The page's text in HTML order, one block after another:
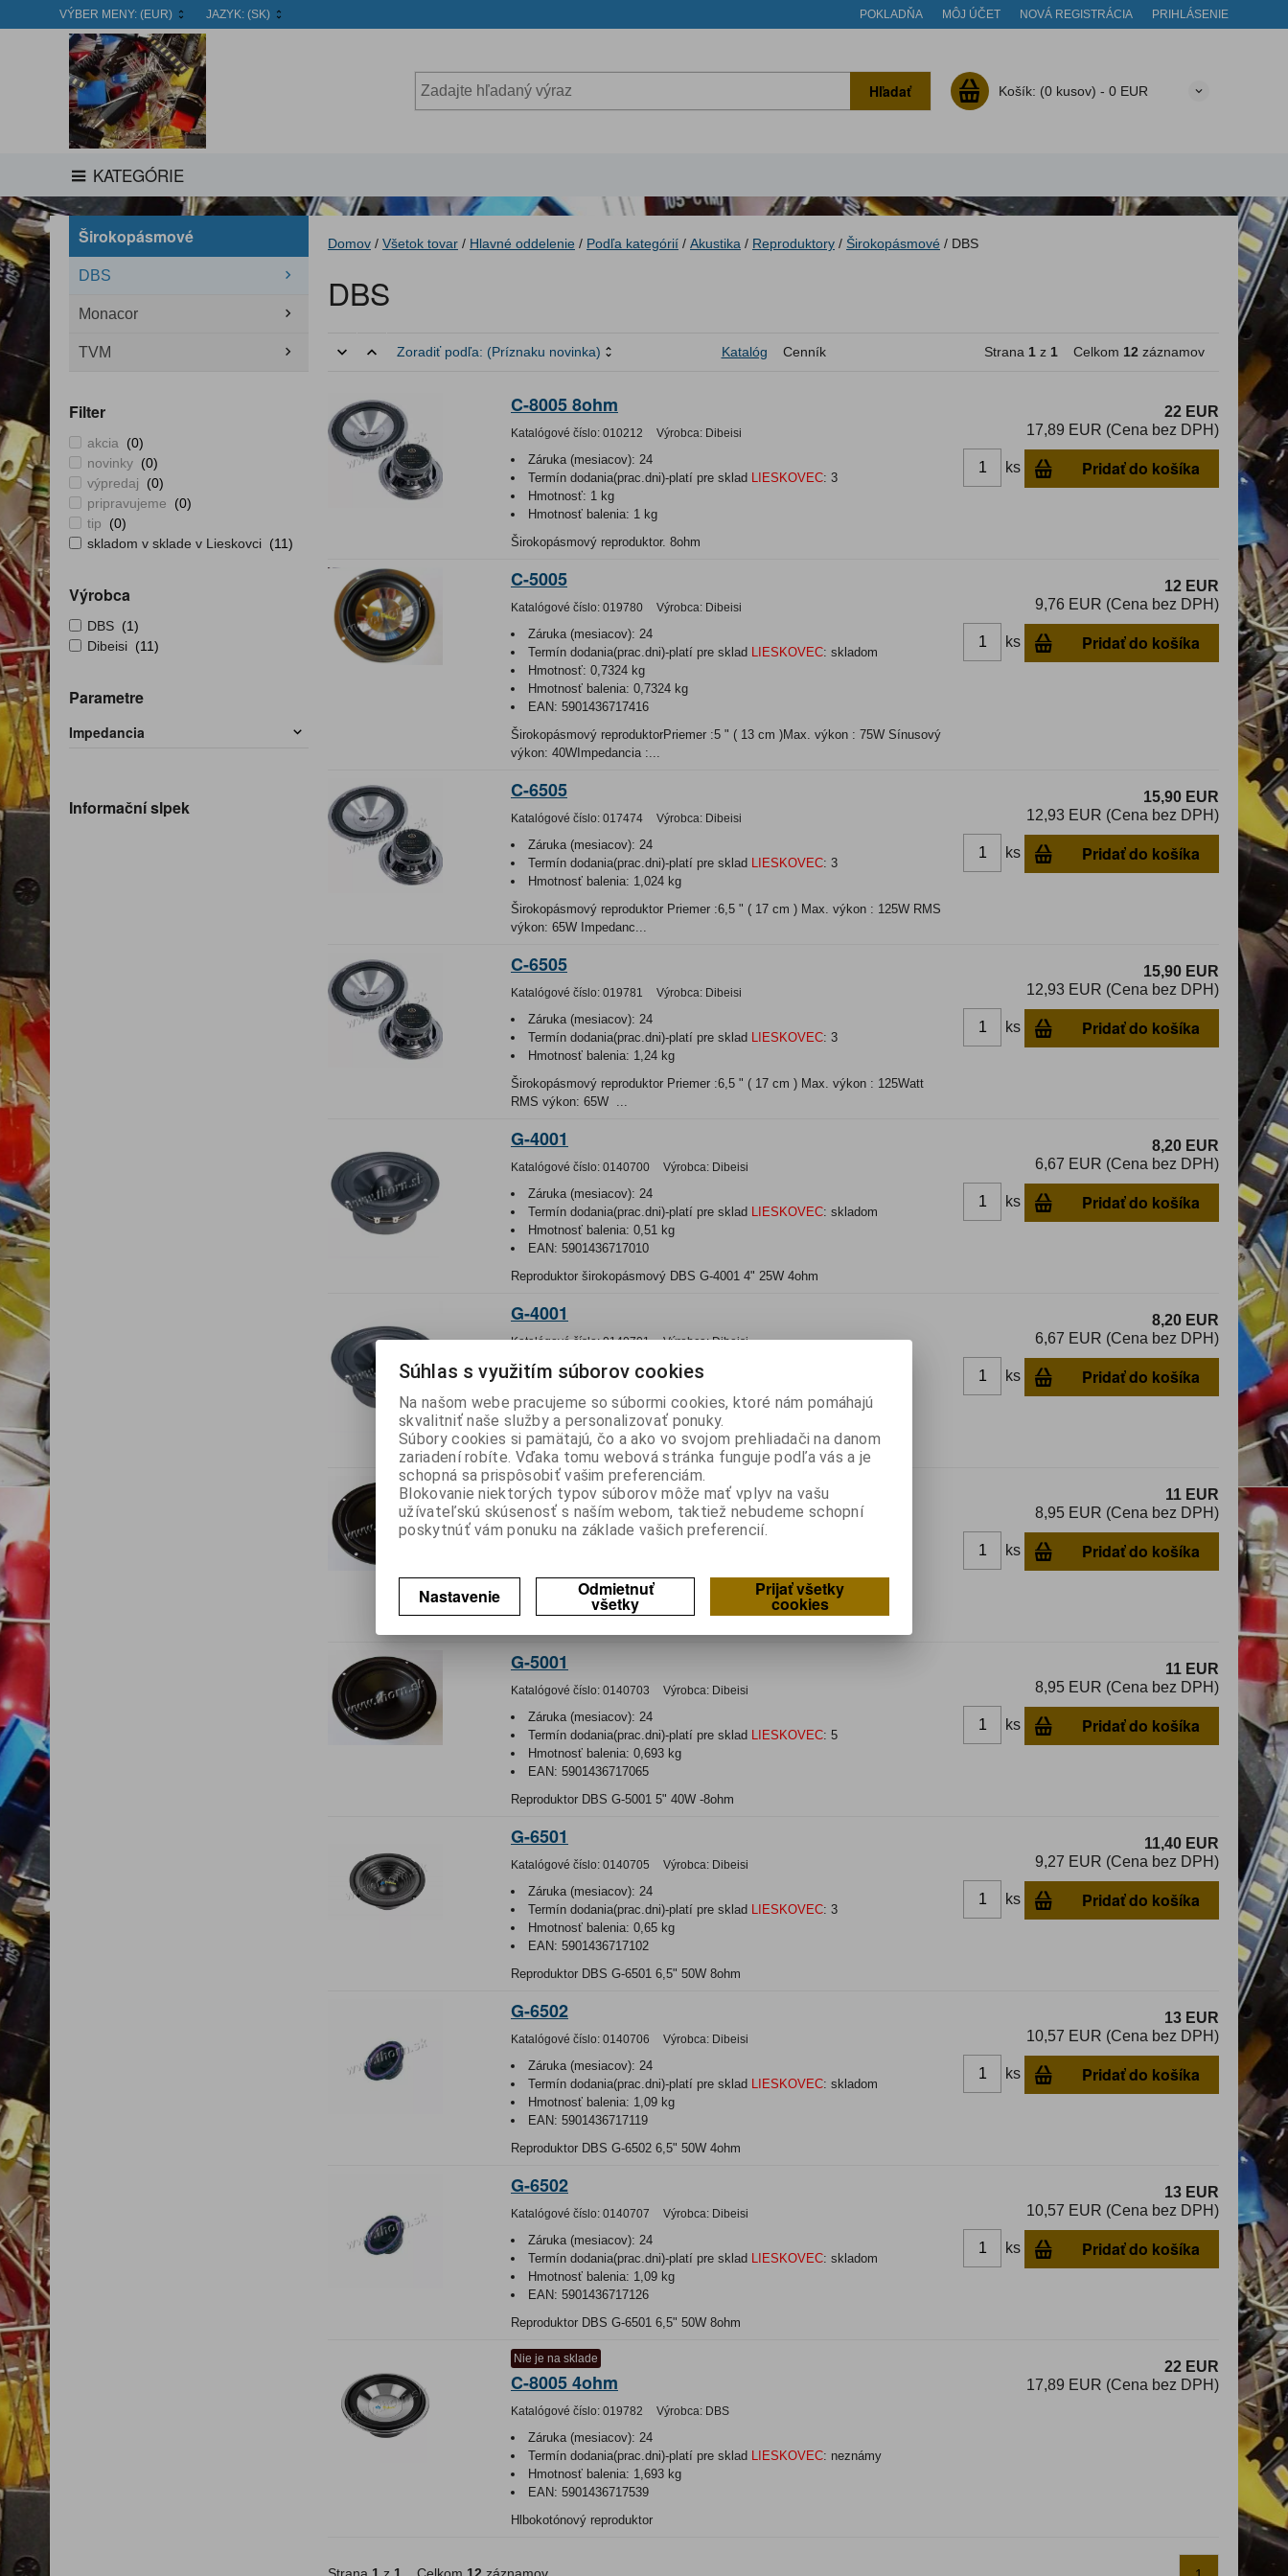
VÝBER MENY: (EUR) JAZYK: (SK) POKLADŇA MÔJ ÚČET NOVÁ REGISTRÁCIA PRIHLÁSENIE
Hľadať Košík: (0 kusov) - 0 EUR
KATEGÓRIE
Širokopásmové
DBS
Monacor
TVM
Filter
akcia
(0)
novinky (0)
výpredaj
(0)
pripravujeme
(0)
tip
(0)
skladom v sklade v Lieskovci (11)
Výrobca
DBS (1)
Dibeisi (11)
Parametre
Impedancia
Informační slpek
Domov / Všetok tovar / Hlavné oddelenie / Podľa kategórií / Akustika / Reproduktory / Širokopásmové / DBS
DBS
Zoradiť podľa: (Príznaku novinka) Katalóg Cenník Strana 1 z 1 Celkom 12 záznamov
C-8005 8ohm
Katalógové číslo: 010212 Výrobca: Dibeisi
Záruka (mesiacov): 24
Termín dodania(prac.dni)-platí pre sklad LIESKOVEC: 3
Hmotnosť: 1 kg
Hmotnosť balenia: 1 kg
Širokopásmový reproduktor. 8ohm
22 EUR
17,89 EUR (Cena bez DPH)
ks Pridať do košíka
C-5005
Katalógové číslo: 019780 Výrobca: Dibeisi
Záruka (mesiacov): 24
Termín dodania(prac.dni)-platí pre sklad LIESKOVEC: skladom
Hmotnosť: 0,7324 kg
Hmotnosť balenia: 0,7324 kg
EAN: 5901436717416
Širokopásmový reproduktorPriemer :5 " ( 13 cm )Max. výkon : 75W Sínusový
výkon: 40WImpedancia :...
12 EUR
9,76 EUR (Cena bez DPH)
ks Pridať do košíka
C-6505
Katalógové číslo: 017474 Výrobca: Dibeisi
Záruka (mesiacov): 24
Termín dodania(prac.dni)-platí pre sklad LIESKOVEC: 3
Hmotnosť balenia: 1,024 kg
Širokopásmový reproduktor Priemer :6,5 " ( 17 cm ) Max. výkon : 125W RMS
výkon: 65W Impedanc...
15,90 EUR
12,93 EUR (Cena bez DPH)
ks Pridať do košíka
C-6505
Katalógové číslo: 019781 Výrobca: Dibeisi
Záruka (mesiacov): 24
Termín dodania(prac.dni)-platí pre sklad LIESKOVEC: 3
Hmotnosť balenia: 1,24 kg
Širokopásmový reproduktor Priemer :6,5 " ( 17 cm ) Max. výkon : 125Watt
RMS výkon: 65W ...
15,90 EUR
12,93 EUR (Cena bez DPH)
ks Pridať do košíka
G-4001
Katalógové číslo: 0140700 Výrobca: Dibeisi
Záruka (mesiacov): 24
Termín dodania(prac.dni)-platí pre sklad LIESKOVEC: skladom
Hmotnosť balenia: 0,51 kg
EAN: 5901436717010
Reproduktor širokopásmový DBS G-4001 4" 25W 4ohm
8,20 EUR
6,67 EUR (Cena bez DPH)
ks Pridať do košíka
G-4001
Katalógové číslo:0140701 Výrobca:Dibeisi
Záruka (mesiacov): 24
Hmotnosť balenia:0,56 kg
EAN: 5901436717027
Reproduktor širokopásmový DBS G-4001 4" 25W 8ohm
8,20 EUR
6,67 EUR (Cena bez DPH)
ks Pridať do košíka
G-5001
Katalógové číslo:0140702 Výrobca:Dibeisi
Hmotnosť balenia:0,693 kg
5901436717058
11 EUR
8,95 EUR (Cena bez DPH)
ks Pridať do košíka
G-5001
Katalógové číslo: 0140703 Výrobca: Dibeisi
Záruka (mesiacov): 24
Termín dodania(prac.dni)-platí pre sklad LIESKOVEC: 5
Hmotnosť balenia: 0,693 kg
EAN: 5901436717065
Reproduktor DBS G-5001 5" 40W -8ohm
11 EUR
8,95 EUR (Cena bez DPH)
ks Pridať do košíka
G-6501
Katalógové číslo: 0140705 Výrobca: Dibeisi
Záruka (mesiacov): 24
Termín dodania(prac.dni)-platí pre sklad LIESKOVEC: 3
Hmotnosť balenia: 0,65 kg
EAN: 5901436717102
Reproduktor DBS G-6501 6,5" 50W 8ohm
11,40 EUR
9,27 EUR (Cena bez DPH)
ks Pridať do košíka
G-6502
Katalógové číslo: 0140706 Výrobca: Dibeisi
Záruka (mesiacov): 24
Termín dodania(prac.dni)-platí pre sklad LIESKOVEC: skladom
Hmotnosť balenia: 1,09 kg
EAN: 5901436717119
Reproduktor DBS G-6502 6,5" 50W 4ohm
13 EUR
10,57 EUR (Cena bez DPH)
ks Pridať do košíka
G-6502
Katalógové číslo: 0140707 Výrobca: Dibeisi
Záruka (mesiacov): 24
Termín dodania(prac.dni)-platí pre sklad LIESKOVEC: skladom
Hmotnosť balenia: 1,09 kg
EAN: 5901436717126
Reproduktor DBS G-6501 6,5" 50W 8ohm
13 EUR
10,57 EUR (Cena bez DPH)
ks Pridať do košíka
Nie je na sklade
C-8005 4ohm
Katalógové číslo: 019782 Výrobca: DBS
Záruka (mesiacov): 24
Termín dodania(prac.dni)-platí pre sklad LIESKOVEC: neznámy
Hmotnosť balenia: 1,693 kg
EAN: 5901436717539
Hlbokotónový reproduktor
22 EUR
17,89 EUR (Cena bez DPH)
Súhlas s využitím súborov cookies
Na našom webe pracujeme so súbormi cookies, ktoré nám pomáhajú
skvalitniť naše služby a personalizovať ponuky.
Súbory cookies si pamätajú, čo a ako vo svojom prehliadači na danom
zariadení robíte. Vďaka tomu webová stránka funguje podľa vás a je
schopná sa prispôsobiť vašim preferenciám.
Blokovanie niektorých typov súborov môže mať vplyv na vašu
užívateľskú skúsenosť s naším webom, taktiež nebudeme schopní
poskytnúť vám ponuku na základe vašich preferencií.
Nastavenie Odmietnuť
všetky
Prijať všetky
cookies